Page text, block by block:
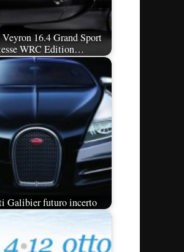
16.4 Grand Sport
WRC Edition…
Galibier futuro incerto